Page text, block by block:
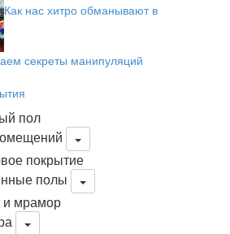
Как нас хитро обманывают в
секреты манипуляций
пол
покрытие
полы
и мрамор